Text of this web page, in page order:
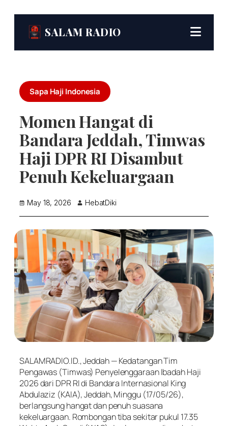
SALAM RADIO
Sapa Haji Indonesia
Momen Hangat di
Bandara Jeddah, Timwas
Haji DPR RI Disambut
Penuh Kekeluargaan
May 18, 2026 HebatDiki
SALAMRADIO.ID., Jeddah — Kedatangan Tim
Pengawas (Timwas) Penyelenggaraan Ibadah Haji
2026 dari DPR RI di Bandara Internasional King
Abdulaziz (KAIA), Jeddah, Minggu (17/05/26),
berlangsung hangat dan penuh suasana
kekeluargaan. Rombongan tiba sekitar pukul 17.35